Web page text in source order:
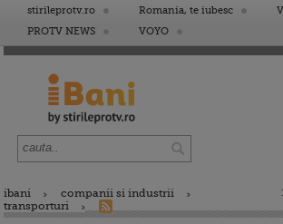
stirileprotv.ro Romania, te iubesc
PROTV NEWS
VOYO
ibani
companii si industrii
transporturi